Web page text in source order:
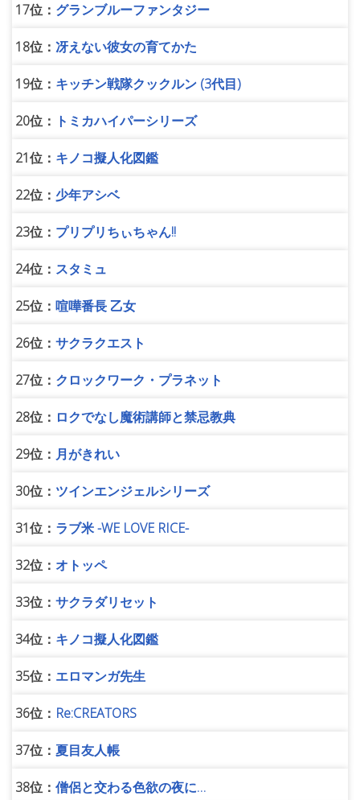
17位： グランブルーファンタジー
18位： 冴えない彼女の育てかた
19位： キッチン戦隊クックルン (3代目)
20位： トミカハイパーシリーズ
21位： キノコ擬人化図鑑
22位： 少年アシベ
23位： プリプリちぃちゃん!!
24位： スタミュ
25位： 喧嘩番長 乙女
26位： サクラクエスト
27位： クロックワーク・プラネット
28位： ロクでなし魔術講師と禁忌教典
29位： 月がきれい
30位： ツインエンジェルシリーズ
31位： ラブ米 -WE LOVE RICE-
32位： オトッペ
33位： サクラダリセット
34位： キノコ擬人化図鑑
35位： エロマンガ先生
36位： Re:CREATORS
37位： 夏目友人帳
38位： 僧侶と交わる色欲の夜に…